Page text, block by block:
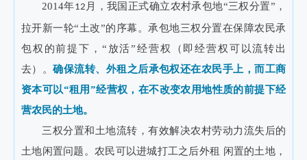
2014年12 月，我国正式确立农村承包地“三权分置”，
拉开新一轮“土改”的序幕。承包地三权分置在保障农民承
包权的前提下，“放活”经营权（即经营权可以流转出
去）。确保流转、外租之后承包权还在农民手上，而工商
资本可以“租用”经营权，在不改变农用地性质的前提下经
营农民的土地。
三权分置和土地流转，有效解决农村劳动力流失后的
土地闲置问题。农民可以进城打工之后外租 闲置的土地，